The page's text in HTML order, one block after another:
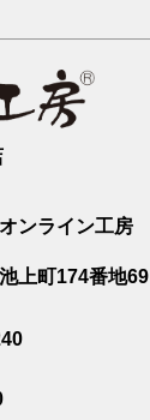
ンライン工房
上町174番地69